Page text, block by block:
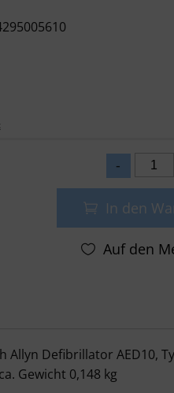
In den
für Welch
Defibrillator AED10,
Gewicht 0,148 kg